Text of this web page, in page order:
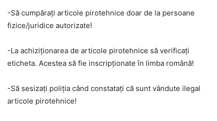
-Să cumpărați articole pirotehnice doar de la persoane
fizice/juridice autorizate!
-La achiziționarea de articole pirotehnice să verificați
eticheta. Acestea să fie inscripționate în limba română!
-Să sesizați poliția când constatați că sunt vândute ilegal
articole pirotehnice!